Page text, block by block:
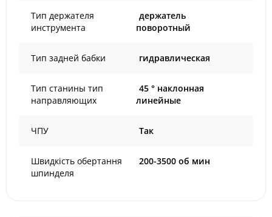
Тип держателя
инструмента
держатель
поворотный
Тип задней бабки гидравлическая
Тип станины тип
направляющих
45 ° наклонная
линейные
ЧПУ Так
Швидкість обертання
шпинделя
200-3500 об мин